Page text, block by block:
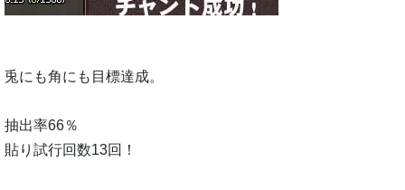
兎にも角にも目標達成。
抽出率66％
貼り試行回数13回！